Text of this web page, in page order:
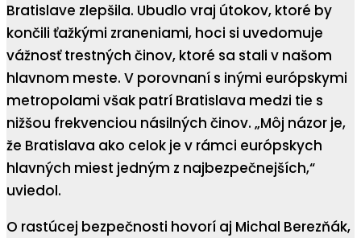
Bratislave zlepšila. Ubudlo vraj útokov, ktoré by
končili ťažkými zraneniami, hoci si uvedomuje
vážnosť trestných činov, ktoré sa stali v našom
hlavnom meste. V porovnaní s inými európskymi
metropolami však patrí Bratislava medzi tie s
nižšou frekvenciou násilných činov. „Môj názor je,
že Bratislava ako celok je v rámci európskych
hlavných miest jedným z najbezpečnejších,“
uviedol.
O rastúcej bezpečnosti hovorí aj Michal Berezňák,